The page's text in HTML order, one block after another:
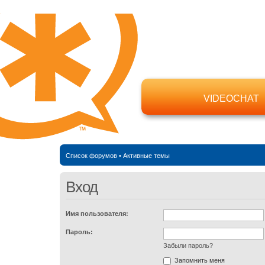
VIDEOCHAT
Список форумов• Активные темы
Вход
Имя пользователя:
Пароль:
Забыли пароль?
Запомнить меня